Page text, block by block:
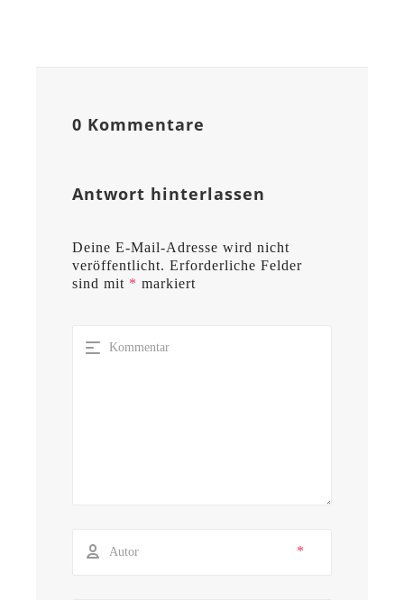
0 Kommentare
Antwort hinterlassen
Deine E-Mail-Adresse wird nicht
veröffentlicht. Erforderliche Felder
sind mit * markiert
*